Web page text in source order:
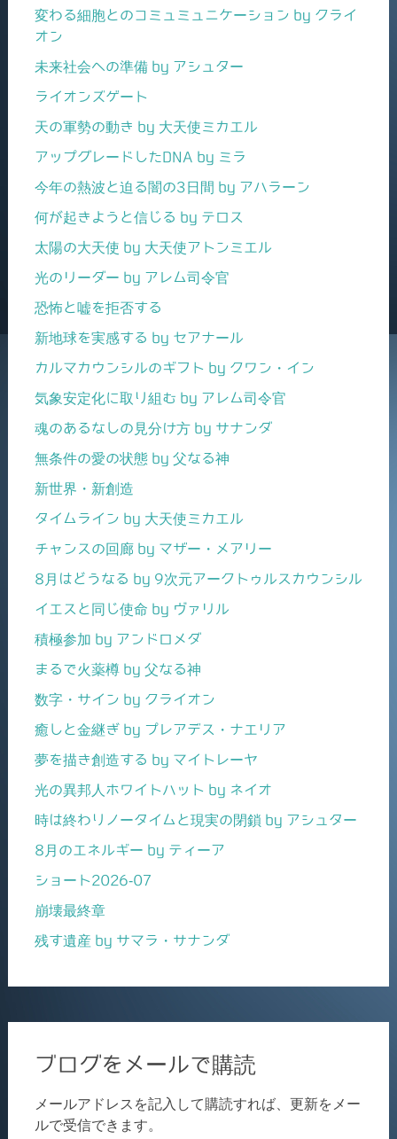
変わる細胞とのコミュミュニケーション by クライ
オン
未来社会への準備 by アシュター
ライオンズゲート
天の軍勢の動き by 大天使ミカエル
アップグレードしたDNA by ミラ
今年の熱波と迫る闇の3日間 by アハラーン
何が起きようと信じる by テロス
太陽の大天使 by 大天使アトンミエル
光のリーダー by アレム司令官
恐怖と嘘を拒否する
新地球を実感する by セアナール
カルマカウンシルのギフト by クワン・イン
気象安定化に取り組む by アレム司令官
魂のあるなしの見分け方 by サナンダ
無条件の愛の状態 by 父なる神
新世界・新創造
タイムライン by 大天使ミカエル
チャンスの回廊 by マザー・メアリー
8月はどうなる by 9次元アークトゥルスカウンシル
イエスと同じ使命 by ヴァリル
積極参加 by アンドロメダ
まるで火薬樽 by 父なる神
数字・サイン by クライオン
癒しと金継ぎ by プレアデス・ナエリア
夢を描き創造する by マイトレーヤ
光の異邦人ホワイトハット by ネイオ
時は終わりノータイムと現実の閉鎖 by アシュター
8月のエネルギー by ティーア
ショート2026-07
崩壊最終章
残す遺産 by サマラ・サナンダ
ブログをメールで購読
メールアドレスを記入して購読すれば、更新をメー
ルで受信できます。